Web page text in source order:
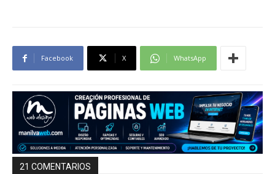
Facebook X WhatsApp
21 COMENTARIOS